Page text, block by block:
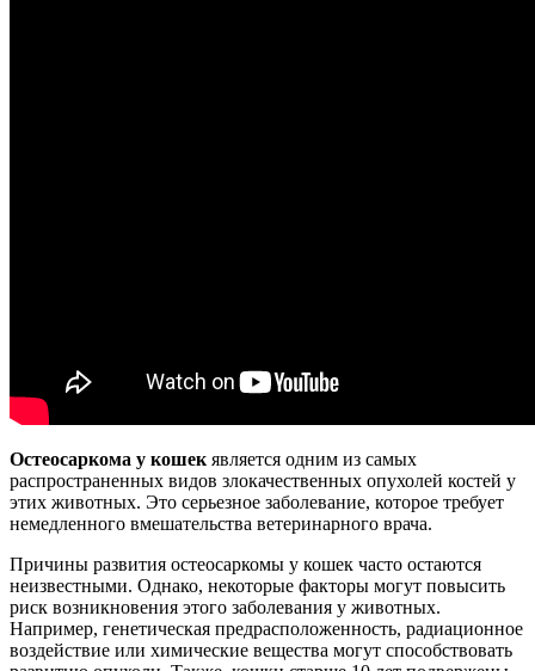
Остеосаркома у кошек является одним из самых
распространенных видов злокачественных опухолей костей у
этих животных. Это серьезное заболевание, которое требует
немедленного вмешательства ветеринарного врача.
Причины развития остеосаркомы у кошек часто остаются
неизвестными. Однако, некоторые факторы могут повысить
риск возникновения этого заболевания у животных.
Например, генетическая предрасположенность, радиационное
воздействие или химические вещества могут способствовать